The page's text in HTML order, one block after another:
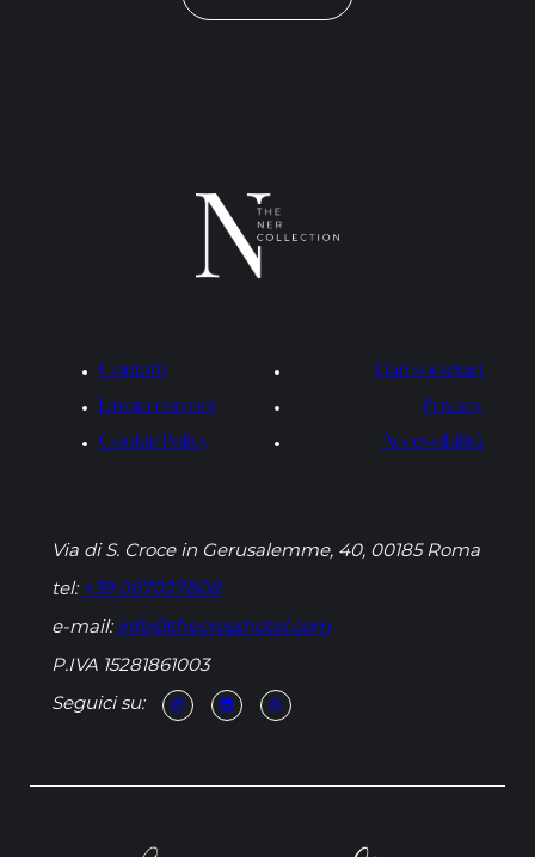
Via di S. Croce in Gerusalemme, 40, 00185 Roma
tel: +39 067027808
e-mail: info@thecrosshotel.com
P.IVA 15281861003
Seguici su:
Contatti
Dati societari
Lavora con noi
Privacy
Cookie Policy
Accessibilità